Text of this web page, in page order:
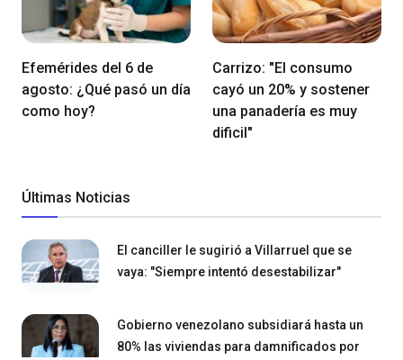
Efemérides del 6 de
agosto: ¿Qué pasó un día
como hoy?
Carrizo: "El consumo
cayó un 20% y sostener
una panadería es muy
dificil"
Últimas Noticias
El canciller le sugirió a Villarruel que se
vaya: "Siempre intentó desestabilizar"
Gobierno venezolano subsidiará hasta un
80% las viviendas para damnificados por